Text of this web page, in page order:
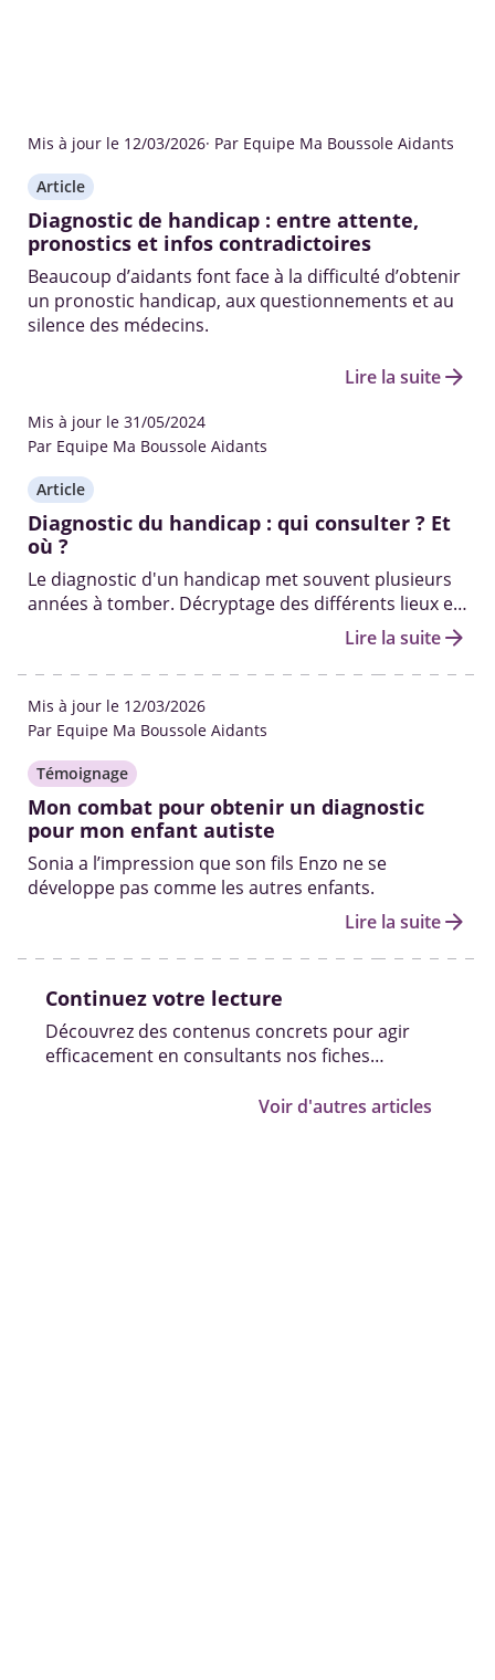
Mis à jour le 12/03/2026· Par Equipe Ma Boussole Aidants
Article
Diagnostic de handicap : entre attente,
pronostics et infos contradictoires
Beaucoup d’aidants font face à la difficulté d’obtenir
un pronostic handicap, aux questionnements et au
silence des médecins.
Lire la suitearrow_forward
Mis à jour le 31/05/2024
Par Equipe Ma Boussole Aidants
Article
Diagnostic du handicap : qui consulter ? Et
où ?
Le diagnostic d'un handicap met souvent plusieurs
années à tomber. Décryptage des différents lieux et
professionnels pour diagnostiquer un handicap.
Lire la suitearrow_forward
Mis à jour le 12/03/2026
Par Equipe Ma Boussole Aidants
Témoignage
Mon combat pour obtenir un diagnostic
pour mon enfant autiste
Sonia a l’impression que son fils Enzo ne se
développe pas comme les autres enfants.
Lire la suitearrow_forward
Continuez votre lecture
Découvrez des contenus concrets pour agir
efficacement en consultants nos fiches
Voir d'autres articles